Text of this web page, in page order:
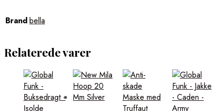
Brandbella
Relaterede varer